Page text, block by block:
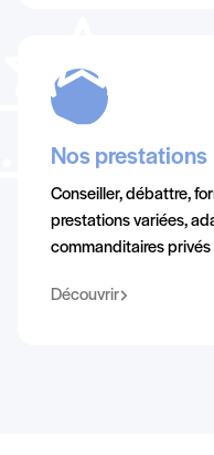
Nos prestations
Conseiller, débattre,
prestations variées,
commanditaires
Découvrir